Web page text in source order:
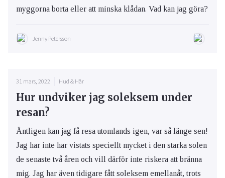
myggorna borta eller att minska klådan. Vad kan jag göra?
Jenny Petersson
31 mars, 2022 Hud & Hår
Hur undviker jag soleksem under
resan?
Äntligen kan jag få resa utomlands igen, var så länge sen!
Jag har inte har vistats speciellt mycket i den starka solen
de senaste två åren och vill därför inte riskera att bränna
mig. Jag har även tidigare fått soleksem emellanåt, trots